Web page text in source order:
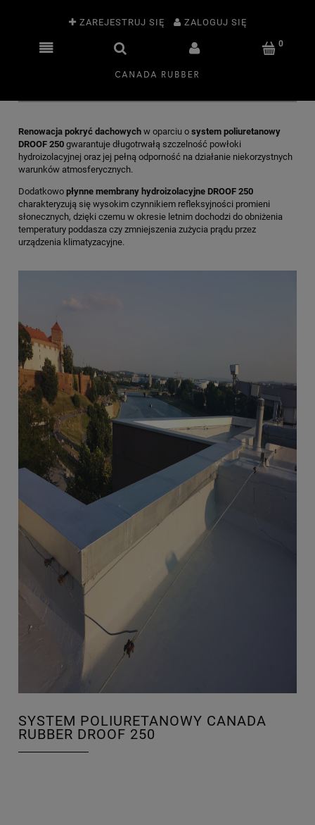
ZAREJESTRUJ SIĘ ZALOGUJ SIĘ
Renowacja pokryć dachowych w oparciu o system poliuretanowy
DROOF 250 gwarantuje długotrwałą szczelność powłoki
hydroizolacyjnej oraz jej pełną odporność na działanie niekorzystnych
warunków atmosferycznych.
Dodatkowo płynne membrany hydroizolacyjne DROOF 250
charakteryzują się wysokim czynnikiem refleksyjności promieni
słonecznych, dzięki czemu w okresie letnim dochodzi do obniżenia
temperatury poddasza czy zmniejszenia zużycia prądu przez
urządzenia klimatyzacyjne.
SYSTEM POLIURETANOWY CANADA
RUBBER DROOF 250